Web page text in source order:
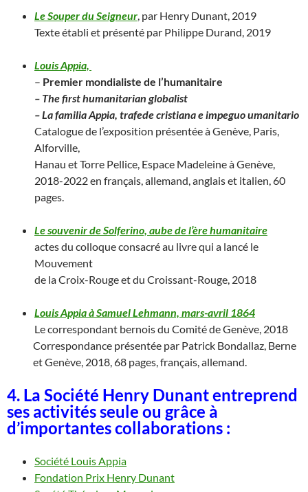
Le Souper du Seigneur, par Henry Dunant, 2019
Texte établi et présenté par Philippe Durand, 2019
Louis Appia,
– Premier mondialiste de l’humanitaire
– The first humanitarian globalist
– La familia Appia, trafede cristiana e impeguo umanitario
Catalogue de l’exposition présentée à Genève, Paris,
Alforville,
Hanau et Torre Pellice, Espace Madeleine à Genève,
2018-2022 en français, allemand, anglais et italien, 60
pages.
Le souvenir de Solferino, aube de l’ère humanitaire
actes du colloque consacré au livre qui a lancé le
Mouvement
de la Croix-Rouge et du Croissant-Rouge, 2018
Louis Appia à Samuel Lehmann, mars-avril 1864
Le correspondant bernois du Comité de Genève, 2018
Correspondance présentée par Patrick Bondallaz, Berne
et Genève, 2018, 68 pages, français, allemand.
4. La Société Henry Dunant entreprend
ses activités seule ou grâce à
d’importantes collaborations :
Société Louis Appia
Fondation Prix Henry Dunant